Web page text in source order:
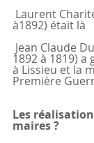
à1892) était là
1892 à 1819) a
à Lissieu et la
Première
Les
maires ?